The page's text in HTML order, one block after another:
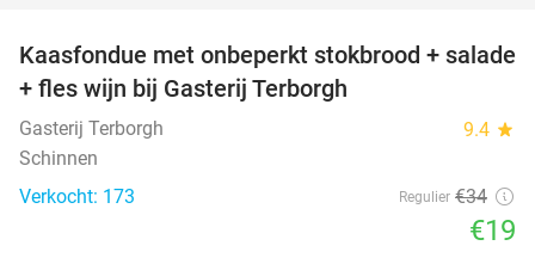
44%
Kaasfondue met onbeperkt stokbrood + salade
+ fles wijn bij Gasterij Terborgh
Gasterij Terborgh 9.4 star
Schinnen
Verkocht: 173
Regulier €34
€19